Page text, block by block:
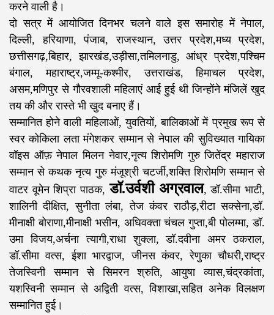
करने वाली है।
दो सत्र में आयोजित दिनभर चलने वाले इस समारोह में नेपाल,
दिल्ली, हरियाणा, पंजाब, राजस्थान, उत्तर प्रदेश,मध्य प्रदेश,
छत्तीसगढ़,बिहार, झारखंड,उड़ीसा,तमिलनाडु, आंध्र प्रदेश,पश्चिम
बंगाल, महाराष्ट्र,जम्मू-कश्मीर, उत्तराखंड, हिमाचल प्रदेश,
असम,मणिपुर से गौरवशाली महिलाएं आई हुई थी जिन्होंने मंजिलें खुद
तय की और रास्ते भी खुद बनाए हैं।
सम्मानित होने वाली महिलाओं, युवतियों, बालिकाओं में प्रमुख रूप से
स्वर कोकिला लता मंगेशकर सम्मान से नेपाल की सुविख्यात गायिका
वॉइस ऑफ़ नेपाल मिलन नेवार,नृत्य शिरोमणि गुरु जितेंद्र महाराज
सम्मान से कथक नृत्य गुरु मंजूश्री चटर्जी,शक्ति शिरोमणि सम्मान से
वाटर वूमेन शिप्रा पाठक, डॉ.उर्वशी अग्रवाल, डॉ.सीमा भाटी,
शालिनी दीक्षित, सुनीता लंबा, तेज कंवर राठौड़,रीटा सक्सेना,डॉ.
मीनाक्षी बोराणा,मीनाक्षी भसीन, अधिवक्ता चंचल गुप्ता,बी पोलम्मा, डॉ.
उमा विजय,अर्चना त्यागी,राधा शुक्ला, डॉ.दवीना अमर ठकराल,
डॉ.सीमा वत्स, ईशा भारद्वाज, जीनस कंवर, रेणुका चौधरी,राष्ट्र
तेजस्विनी सम्मान से सिमरन श्रुति, आयुषा व्यास,चंद्रकांता,
यशस्विनी सम्मान से अद्विती वत्स, विशाखा,सहित अनेक विलक्षण
सम्मानित हुई।